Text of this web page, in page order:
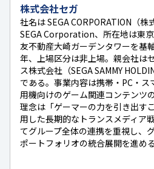
株式会社セガ
社名は SEGA CORPORATION（
SEGA Corporation、所在地は東
友不動産大崎ガーデンタワーを基
年、上場区分は非上場。親会社は
ス株式会社（SEGA SAMMY
である。事業内容は携帯・PC・
用機向けのゲーム関連コンテンツ
理念は「ゲーマーの力を引き出す
用した長期的なトランスメディア
てグループ全体の連携を重視し、
ポートフォリオの統合展開を進める